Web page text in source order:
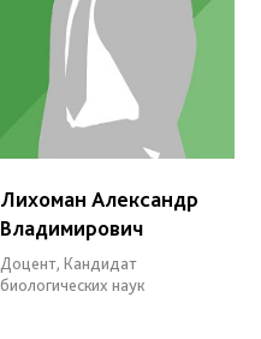
Лихоман Александр
Владимирович
Доцент, Кандидат
биологических наук